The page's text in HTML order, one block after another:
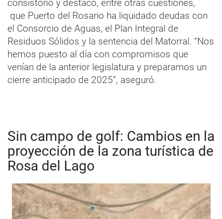
consistorio y destacó, entre otras cuestiones,
que Puerto del Rosario ha liquidado deudas con
el Consorcio de Aguas, el Plan Integral de
Residuos Sólidos y la sentencia del Matorral. “Nos
hemos puesto al día con compromisos que
venían de la anterior legislatura y preparamos un
cierre anticipado de 2025”, aseguró.
Sin campo de golf: Cambios en la
proyección de la zona turística de
Rosa del Lago